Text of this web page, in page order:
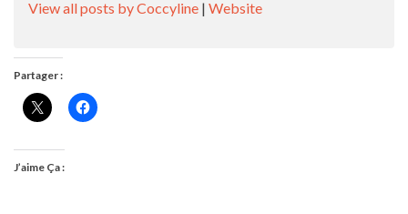
View all posts by Coccyline | Website
Partager :
J’aime Ça :